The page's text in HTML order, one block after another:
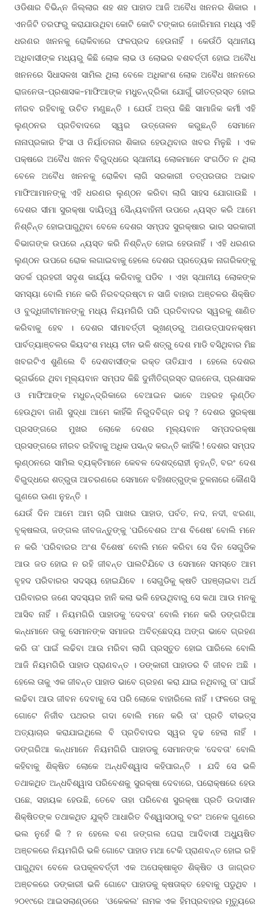
ଓଡିଶାର ବିଭିନ୍ନ ଜିଲ୍ଲାର ଶହ ଶହ ପାହାଡ ଆଜି ଅବୈଧ ଖନନର ଶିକାର ।
ଏନଜିଟି ତରଫରୁ କରାଯାଉଥିବା କୋଟି କୋଟି ଟଙ୍କାର ଜୋରିମାନା ମଧ୍ୟ ଏହି
ଧରଣର ଖନନକୁ ରୋକିବାରେ ଫଳପ୍ରଦ ହେଉନାହିଁ । କେଉଁଠି ସ୍ଥାନୀୟ
ଅଧିବାସୀଙ୍କ ମଧ୍ୟରୁ କିଛି ଲୋକ ଲାଭ ଓ ଲୋଭର ବଶବର୍ତ୍ତୀ ହୋଇ ଅବୈଧ
ଖନନରେ ସିଧାସଳଖ ସାମିଲ ଥିଲା ବେଳେ ଅଧିକାଂଶ ଲୋକ ଅବୈଧ ଖନନରେ
ରାଜନେତା-ପ୍ରଶାସକ-ମାଫିଆଙ୍କ ମଧୁଚନ୍ଦ୍ରିକା ଯୋଗୁଁ ଭୀତତ୍ରସ୍ତ ହୋଇ
ନୀରବ ରହିବାକୁ ଉଚିତ ମଣୁଛନ୍ତି । ଯେଉଁ ଅଳ୍ପ କିଛି ସାମାଜିକ କର୍ମୀ ଏହି
ଲୁଣ୍ଠନର ପ୍ରତିବାଦରେ ସ୍ୱର ଉତ୍ତୋଳନ କରୁଛନ୍ତି ସେମାନେ
ନାନାପ୍ରକାର ହିଂସା ଓ ନିର୍ୟାତନାର ଶିକାର ହେଉଥିବାର ଖବର ମିଳୁଛି । ଏକ
ପକ୍ଷରେ ଅବୈଧ ଖନନ ବିରୁଦ୍ଧରେ ସ୍ଥାନୀୟ ଲୋକମାନେ ସଂଗଠିତ ନ ଥିଲା
ବେଳେ ଅବୈଧ ଖନନକୁ ରୋକିବା ଲାଗି ସରକାରୀ ତତ୍ପରତାର ଅଭାବ
ମାଫିଆମାନଙ୍କୁ ଏହି ଧରଣର ଲୁଣ୍ଠନ କରିବା ଲାଗି ସାହସ ଯୋଗାଉଛି ।
ଦେଶର ସୀମା ସୁରକ୍ଷା ଦାୟିତ୍ୱ ସୈନ୍ୟବାହିନୀ ଉପରେ ନ୍ୟସ୍ତ କରି ଆମେ
ନିଶ୍ଚିନ୍ତ ହୋଇପାରୁଥିବା ବେଳେ ଦେଶର ସମ୍ପଦ ସୁରକ୍ଷାର ଭାର ସରକାରୀ
ବିଭାଗଙ୍କ ଉପରେ ନ୍ୟସ୍ତ କରି ନିଶ୍ଚିନ୍ତ ହୋଇ ହେଉନାହିଁ । ଏହି ଧରଣର
ଲୁଣ୍ଠନ ଉପରେ ରୋକ ଲଗାଇବାକୁ ହେଲେ ଦେଶର ପ୍ରତ୍ୟେକ ନାଗରିକଙ୍କୁ
ସତର୍କ ପ୍ରହରୀ ସଦୃଶ କାର୍ୟ୍ୟ କରିବାକୁ ପଡିବ । ଏହା ସ୍ଥାନୀୟ ଲୋକଙ୍କ
ସମସ୍ୟା ବୋଲି ମନେ କରି ନିରବଦ୍ରଷ୍ଟା ନ ସାଜି ବାହାର ଅଞ୍ଚଳର ଶିକ୍ଷିତ
ଓ ବୁଦ୍ଧିଜୀବୀମାନଙ୍କୁ ମଧ୍ୟ ନିୟମଗିରି ପରି ପ୍ରତିବାଦର ସ୍ୱରକୁ ଶାଣିତ
କରିବାକୁ ହେବ । ଦେଶର ସୀମାବର୍ତ୍ତୀ ଭୂଖଣ୍ଡରୁ ଅଣଉତ୍ପାଦନକ୍ଷମ
ପାର୍ବତ୍ୟାଞ୍ଚଳର କିୟଦଂଶ ମଧ୍ୟ ଚୀନ ଭଳି ଶତ୍ରୁ ଦେଶ ମାଡି ବସିଥିବାର ମିଛ
ଖବରଟିଏ ଶୁଣିଲେ ବି ଦେଶବାସୀଙ୍କ ରକ୍ତ ତାତିଯାଏ । ହେଲେ ଦେଶର
ଭୂଗର୍ଭରେ ଥିବା ମୂଲ୍ୟବାନ ସମ୍ପଦ କିଛି ଦୁର୍ନୀତିଗ୍ରସ୍ତ ରାଜନେତା, ପ୍ରଶାସକ
ଓ ମାଫିଆଙ୍କ ମଧୁଚନ୍ଦ୍ରିକାରେ ବେଆଇନ ଭାବେ ଅହରହ ଲୁଣ୍ଠିତ
ହେଉଥିବା ଜାଣି ସୁଦ୍ଧା ଆମେ କାହିଁକି ନିରୁଦବିଗ୍ନ ରହୁ ? ଦେଶର ସୁରକ୍ଷା
ପ୍ରସଙ୍ଗରେ ମୁଖର ଲୋକେ ଦେଶର ମୂଲ୍ୟବାନ ସମ୍ପଦରକ୍ଷା
ପ୍ରସଙ୍ଗରେ ନୀରବ ରହିବାକୁ ଅଧିକ ପସନ୍ଦ କରନ୍ତି କାହିଁକି ! ଦେଶର ସମ୍ପଦ
ଲୁଣ୍ଠନରେ ସାମିଲ ବ୍ୟକ୍ତିମାନେ କେବଳ ଦେଶଦ୍ରୋହୀ ନୁହନ୍ତି, ବରଂ ଦେଶ
ବିରୁଦ୍ଧରେ ଶତ୍ରୁତା ଆଚରଣରେ ସେମାନେ ବହିଃଶତ୍ରୁଙ୍କ ତୁଳନାରେ କୌଣସି
ଗୁଣରେ ଊଣା ନୁହନ୍ତି ।
ଯେଉଁ ଦିନ ଆମେ ଆମ ଚାରି ପାଖର ପାହାଡ, ପର୍ବତ, ନଦ, ନଦୀ, ଝରଣା,
ବୃକ୍ଷଲତା, ଜଙ୍ଗଲ ଜୀବଜନ୍ତୁଙ୍କୁ ‘ପରିବେଶର ଅଂଶ ବିଶେଷ’ ବୋଲି ମନେ
ନ କରି ‘ପରିବାରର ଅଂଶ ବିଶେଷ’ ବୋଲି ମନେ କରିବା ସେ ଦିନ ସେଗୁଡିକ
ଆଉ ଜଡ ହୋଇ ନ ରହି ଜୀବନ୍ତ ପାଲଟିଯିବେ ଓ ସେମାନେ ସମସ୍ତେ ଆମ
ବୃହଦ ପରିବାରର ସଦସ୍ୟ ହୋଇଯିବେ । ସେଗୁଡିକୁ କ୍ଷତି ପହଞ୍ଚାଇବା ଅର୍ଥ
ପରିବାରର ଜଣେ ସଦସ୍ୟର ହାନି କଲା ଭଳି ହେଉଥିବାରୁ ସେ କଥା ଆଉ ମନକୁ
ଆସିବ ନାହିଁ । ନିୟମଗିରି ପାହାଡକୁ ‘ଦେବତା’ ବୋଲି ମନେ କରି ଡଙ୍ଗରିଆ
କନ୍ଧମାନେ ତାକୁ ସେମାନଙ୍କ ସମାଜର ଅବିଚ୍ଛେଦ୍ୟ ଅଙ୍ଗ ଭାବେ ଗ୍ରହଣ
କରି ତା’ ପାଇଁ ଲଢିବା ଆଉ ମରିବା ଲାଗି ପ୍ରସ୍ତୁତ ହୋଇ ପାରିଲେ ବୋଲି
ଆଜି ନିୟମଗିରି ପାହାଡ ପ୍ରାଣବନ୍ତ । ଡଙ୍କାରୀ ପାହାଡର ବି ଜୀବନ ଅଛି ।
ହେଲେ ତାକୁ ଏକ ଜୀବନ୍ତ ପାହାଡ ଭାବେ ଗ୍ରହଣ କରା ଯାଇ ନଥିବାରୁ ତା’ ପାଇଁ
ଲଢିବା ଆଉ ଜୀବନ ଦେବାକୁ ସେ ପରି ଲୋକେ ବାହାରିଲେ ନାହିଁ । ଫଳରେ ତାକୁ
ଗୋଟେ ନିର୍ଜୀବ ପଥରର ଗଦା ବୋଲି ମନେ କରି ତା’ ପ୍ରତି ବୀଭତ୍ସ
ଅତ୍ୟାଚାର କରାଯାଇଥିଲେ ବି ପ୍ରତିବାଦର ସ୍ୱର ଦୃଢ ହେଲା ନାହିଁ ।
ଡଙ୍ଗରିଆ କନ୍ଧମାନେ ନିୟମଗିରି ପାହାଡକୁ ସେମାନଙ୍କ ‘ଦେବତା’ ବୋଲି
କହିବାକୁ ଶିକ୍ଷିତ ଲୋକେ ଅନ୍ଧବିଶ୍ୱାସ କହିପାରନ୍ତି । ଯଦି ସେ ଭଳି
ତଥାକଥିତ ଅନ୍ଧବିଶ୍ୱାସ ପରିବେଶକୁ ସୁରକ୍ଷା ଦେବାରେ, ପରୋକ୍ଷରେ ହେଉ
ପଛେ, ସହାୟକ ହେଉଛି, ତେବେ ତାହା ପରିବେଶ ସୁରକ୍ଷା ପ୍ରତି ଉଦାସୀନ
ଶିକ୍ଷିତଙ୍କ ତଥାକଥିତ ଯୁକ୍ତି ଆଧାରିତ ବିଶ୍ୱାସଠାରୁ ବରଂ ଅନେକ ଗୁଣରେ
ଭଲ ନୁହେଁ କି ? ନ ହେଲେ ବଣ ଜଙ୍ଗଲ ଘେରା ଆଦିବାସୀ ଅଧ୍ୟୁଷିତ
ଅଞ୍ଚଳରେ ନିୟମଗିରି ଭଳି ଗୋଟେ ପାହାଡ ମଥା ଟେକି ପ୍ରାଣବନ୍ତ ହୋଇ ରହି
ପାରୁଥିବା ବେଳେ ଉପକୂଳବର୍ତ୍ତୀ ଏକ ଅପେକ୍ଷାକୃତ ଶିକ୍ଷିତ ଓ ଜାଗ୍ରତ
ଅଞ୍ଚଳରେ ଡଙ୍କାରୀ ଭଳି ଗୋଟେ ପାହାଡକୁ କ୍ଷତାକ୍ତ ହେବାକୁ ପଡୁଥିବ ।
୨୦୧୯ରେ ଆଇସଲାଣ୍ଡରେ ‘ଓକେକଲ’ ନାମକ ଏକ ହିମପ୍ରବାହର ମୃତ୍ୟୁରେ